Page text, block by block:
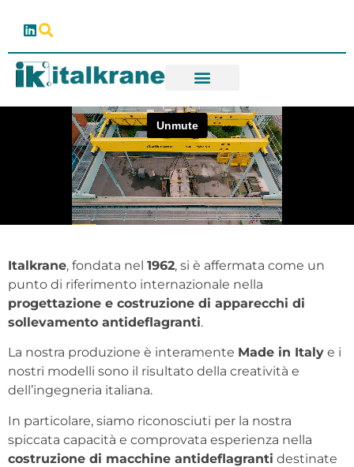
Italkrane, fondata nel 1962, si è affermata come un
punto di riferimento internazionale nella
progettazione e costruzione di apparecchi di
sollevamento antideflagranti.
La nostra produzione è interamente Made in Italy e i
nostri modelli sono il risultato della creatività e
dell’ingegneria italiana.
In particolare, siamo riconosciuti per la nostra
spiccata capacità e comprovata esperienza nella
costruzione di macchine antideflagranti destinate